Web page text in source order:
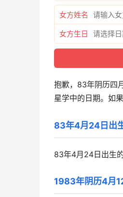
女方姓名
女方生日
抱歉，83年阴历四
星学中的日期。如
83年4月24日出
83年4月24日出生
1983年阴历4月